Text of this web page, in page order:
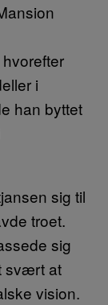
i
han byttet
sig til
troet.
sig
svært at
vision.